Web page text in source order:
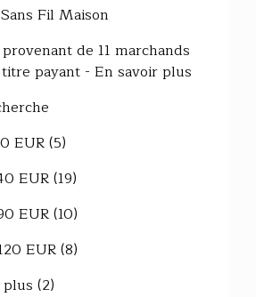
Fil Maison
de 11 marchands
payant - En savoir plus
EUR (5)
EUR (19)
EUR (10)
EUR (8)
(2)